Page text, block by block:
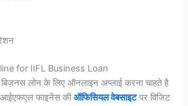
for IIFL Business Loan
लोन के लिए ऑनलाइन अप्लाई करना चाहते है
फाइनेंस कीऑफिसियल वेबसाइटपर विजिट